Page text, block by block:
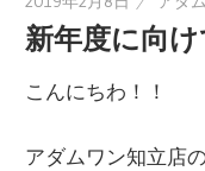
新年度に向
こんにちわ！！
アダムワン知立店